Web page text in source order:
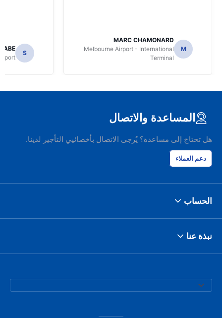
M
MARC CHAMONARD
Melbourne Airport - International
Terminal
S
المساعدة والاتصال
هل تحتاج إلى مساعدة؟ يُرجى الاتصال بأخصائيي التأجير لدينا.
دعم العملاء
الحساب
نبذة عنا